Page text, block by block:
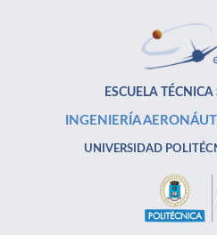
ESCUELA
INGENIERÍA
UNIVERSIDAD